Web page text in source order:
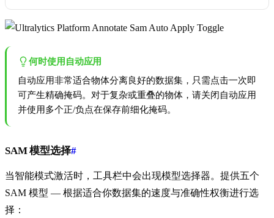
何时使用自动应用
自动应用非常适合物体分离良好的数据集，只需点击一次即
可产生精确掩码。对于复杂或重叠的物体，请关闭自动应用
并使用多个正/负点在保存前细化掩码。
SAM 模型选择#
当智能模式激活时，工具栏中会出现模型选择器。提供五个
SAM 模型 — 根据适合你数据集的速度与准确性权衡进行选
择：